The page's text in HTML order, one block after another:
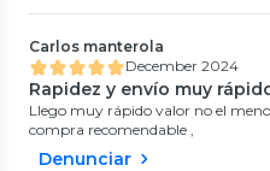
Carlos manterola
December 2024
Rapidez y envío muy
Llego muy rápido valor no el
compra recomendable ,
Denunciar